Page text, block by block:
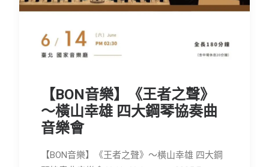
關於我們
會員專區
SEARCH
【BON音樂】《王者之聲》
～橫山幸雄 四大鋼琴協奏曲
音樂會
【BON音樂】《王者之聲》～橫山幸雄 四大鋼